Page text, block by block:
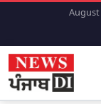
August